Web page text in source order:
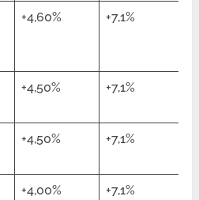
+4,60% +7,1%
+4,50% +7,1%
+4,50% +7,1%
+4,00% +7,1%